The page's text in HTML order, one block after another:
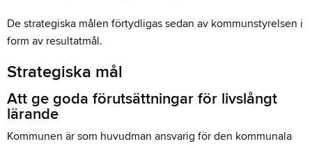
De strategiska målen förtydligas sedan av kommunstyrelsen i
form av resultatmål.
Strategiska mål
Att ge goda förutsättningar för livslångt
lärande
Kommunen är som huvudman ansvarig för den kommunala